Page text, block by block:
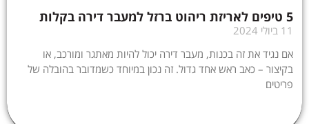
5 טיפים לאריזת ריהוט ברזל למעבר דירה בקלות
11 ביולי 2024
אם נגיד את זה בכנות, מעבר דירה יכול להיות מאתגר ומורכב, או
בקיצור – כאב ראש אחד גדול. זה נכון במיוחד כשמדובר בהובלה של
פריטים